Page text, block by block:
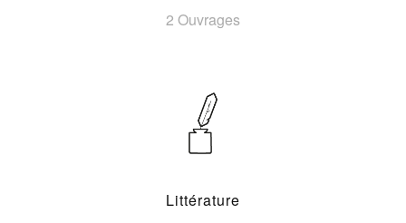
2 Ouvrages
Littérature